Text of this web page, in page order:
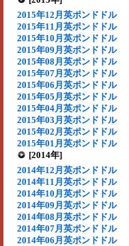
2015年12月英ポンドドル
2015年11月英ポンドドル
2015年10月英ポンドドル
2015年09月英ポンドドル
2015年08月英ポンドドル
2015年07月英ポンドドル
2015年06月英ポンドドル
2015年05月英ポンドドル
2015年04月英ポンドドル
2015年03月英ポンドドル
2015年02月英ポンドドル
2015年01月英ポンドドル
[2014年]
2014年12月英ポンドドル
2014年11月英ポンドドル
2014年10月英ポンドドル
2014年09月英ポンドドル
2014年08月英ポンドドル
2014年07月英ポンドドル
2014年06月英ポンドドル